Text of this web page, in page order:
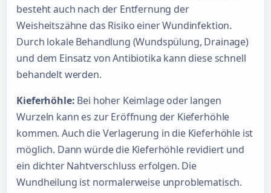
besteht auch nach der Entfernung der
Weisheitszähne das Risiko einer Wundinfektion.
Durch lokale Behandlung (Wundspülung, Drainage)
und dem Einsatz von Antibiotika kann diese schnell
behandelt werden.
Kieferhöhle: Bei hoher Keimlage oder langen
Wurzeln kann es zur Eröffnung der Kieferhöhle
kommen. Auch die Verlagerung in die Kieferhöhle ist
möglich. Dann würde die Kieferhöhle revidiert und
ein dichter Nahtverschluss erfolgen. Die
Wundheilung ist normalerweise unproblematisch.